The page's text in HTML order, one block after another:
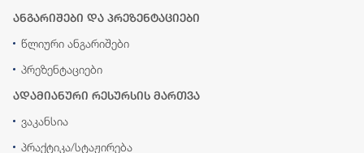
ანგარიშები და პრეზენტაციები
წლიური ანგარიშები
პრეზენტაციები
ადამიანური რესურსის მართვა
ვაკანსია
პრაქტიკა/სტაჟირება